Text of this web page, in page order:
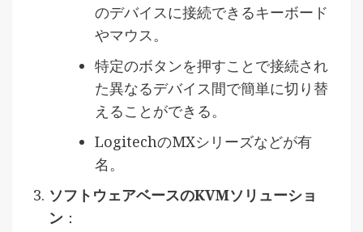
のデバイスに接続できるキーボード
やマウス。
特定のボタンを押すことで接続され
た異なるデバイス間で簡単に切り替
えることができる。
LogitechのMXシリーズなどが有
名。
ソフトウェアベースのKVMソリューショ
ン ：